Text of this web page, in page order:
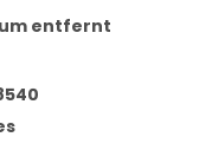
entfernt